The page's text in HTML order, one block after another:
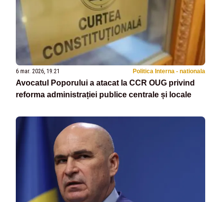
6 mar. 2026, 19:21 Politica Interna - nationala
Avocatul Poporului a atacat la CCR OUG privind
reforma administrației publice centrale și locale